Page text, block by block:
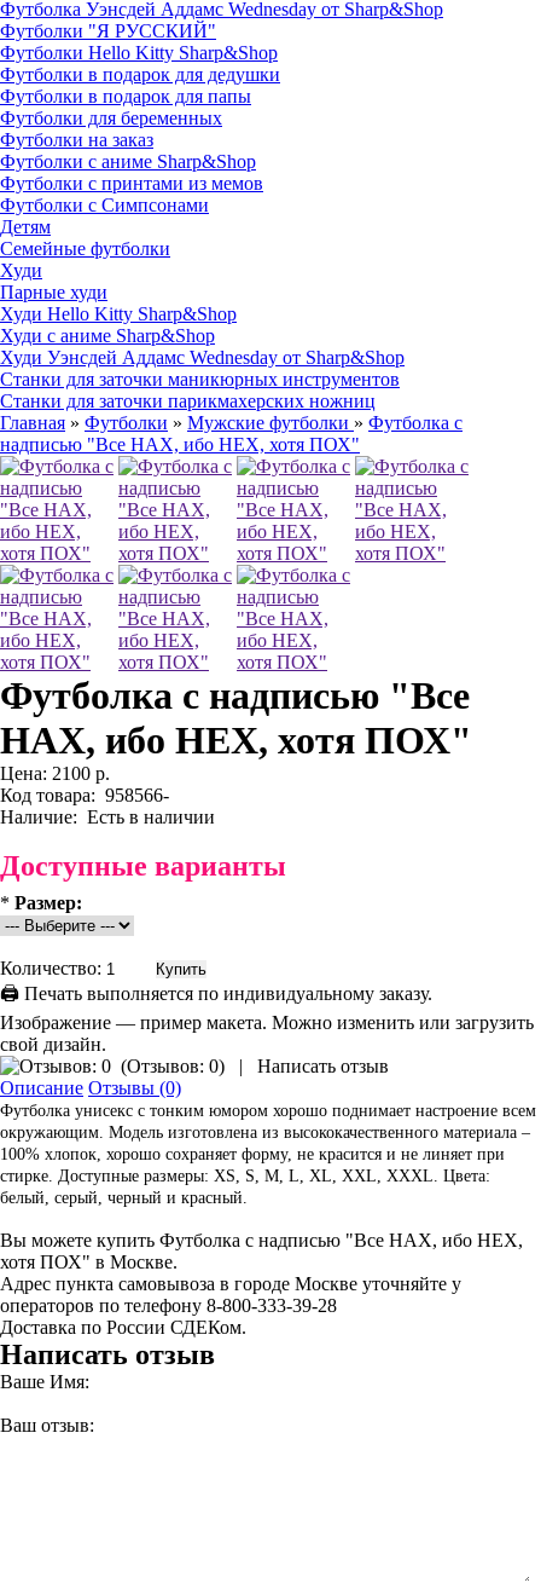
Футболка Уэнсдей Аддамс Wednesday от Sharp&Shop
Футболки "Я РУССКИЙ"
Футболки Hello Kitty Sharp&Shop
Футболки в подарок для дедушки
Футболки в подарок для папы
Футболки для беременных
Футболки на заказ
Футболки с аниме Sharp&Shop
Футболки с принтами из мемов
Футболки с Симпсонами
Детям
Семейные футболки
Худи
Парные худи
Худи Hello Kitty Sharp&Shop
Худи с аниме Sharp&Shop
Худи Уэнсдей Аддамс Wednesday от Sharp&Shop
Станки для заточки маникюрных инструментов
Станки для заточки парикмахерских ножниц
Главная » Футболки » Мужские футболки » Футболка с
надписью "Все НАХ, ибо НЕХ, хотя ПОХ"
Футболка с надписью "Все
НАХ, ибо НЕХ, хотя ПОХ"
Цена: 2100 р.
Код товара: 958566-
Наличие: Есть в наличии
Доступные варианты
* Размер:
Количество:
🖨 Печать выполняется по индивидуальному заказу.
Изображение — пример макета. Можно изменить или загрузить
свой дизайн.
(Отзывов: 0) |
Написать отзыв
Описание Отзывы (0)
Футболка унисекс с тонким юмором хорошо поднимает настроение всем
окружающим. Модель изготовлена из высококачественного материала –
100% хлопок, хорошо сохраняет форму, не красится и не линяет при
стирке. Доступные размеры: XS, S, M, L, XL, XXL, XXXL. Цвета:
белый, серый, черный и красный.
Вы можете купить Футболка с надписью "Все НАХ, ибо НЕХ,
хотя ПОХ" в Москве.
Адрес пункта самовывоза в городе Москве уточняйте у
операторов по телефону 8-800-333-39-28
Доставка по России СДЕКом.
Написать отзыв
Ваше Имя:
Ваш отзыв: